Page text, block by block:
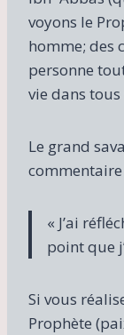
voyons le
homme; des
personne
vie dans tous
Le grand
« J’ai
point que
Si vous
Prophète